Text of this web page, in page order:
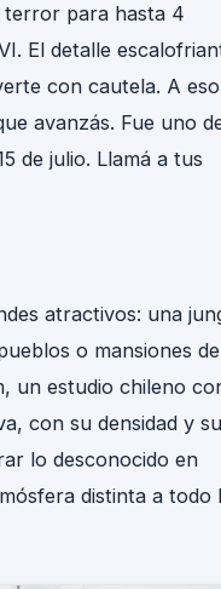
terror para hasta 4
El detalle
con cautela. A
avanzás. Fue uno
de julio. Llamá a tus
atractivos: una
o mansiones
un estudio chileno
con su densidad y
lo desconocido en
distinta a todo